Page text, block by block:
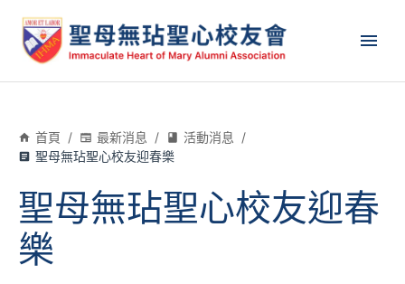
首頁 / 最新消息 / 活動消息
/
聖母無玷聖心校友迎春樂
聖母無玷聖心校友迎春
樂